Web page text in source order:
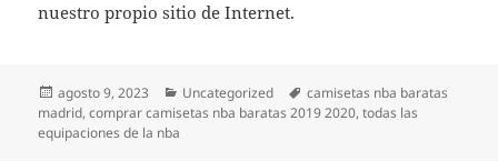
nuestro propio sitio de Internet.
Publicado
el
agosto 9, 2023 Categorías
Uncategorized Etiquetas
camisetas nba baratas
madrid,comprar camisetas nba baratas 2019 2020,todas las
equipaciones de la nba